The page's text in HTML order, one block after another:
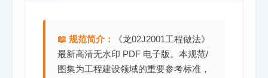
📖 规范简介：
《龙02J2001工程做法》
最新高清无水印 PDF 电子版。本规范/
图集为工程建设领域的重要参考标准，